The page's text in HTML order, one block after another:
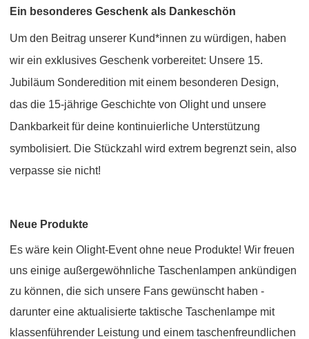
Ein besonderes Geschenk als Dankeschön
Um den Beitrag unserer Kund*innen zu würdigen, haben
wir ein exklusives Geschenk vorbereitet: Unsere 15.
Jubiläum Sonderedition mit einem besonderen Design,
das die 15-jährige Geschichte von Olight und unsere
Dankbarkeit für deine kontinuierliche Unterstützung
symbolisiert. Die Stückzahl wird extrem begrenzt sein, also
verpasse sie nicht!
Neue Produkte
Es wäre kein Olight-Event ohne neue Produkte! Wir freuen
uns einige außergewöhnliche Taschenlampen ankündigen
zu können, die sich unsere Fans gewünscht haben -
darunter eine aktualisierte taktische Taschenlampe mit
klassenführender Leistung und einem taschenfreundlichen